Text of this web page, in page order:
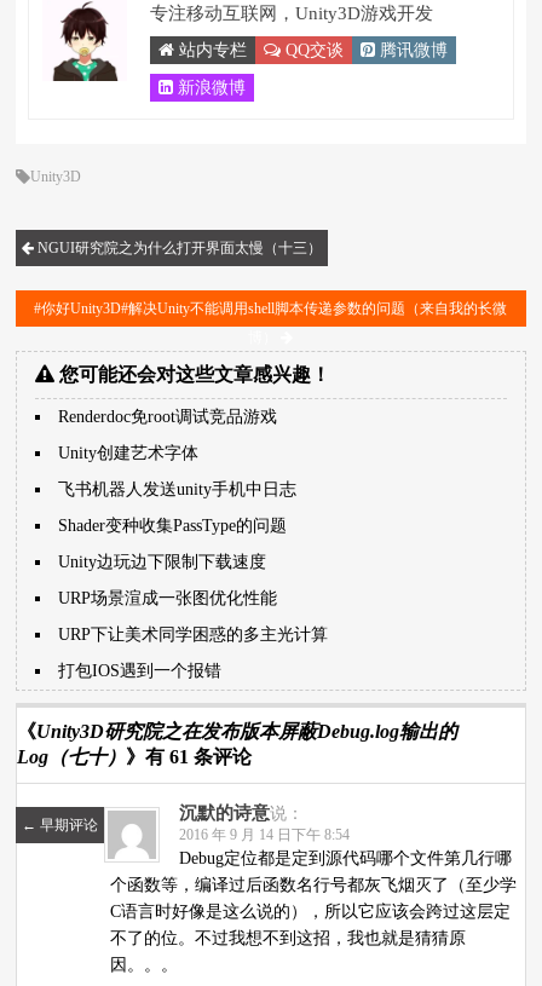
专注移动互联网，Unity3D游戏开发
站内专栏 QQ交谈 腾讯微博
新浪微博
Unity3D
NGUI研究院之为什么打开界面太慢（十三）
#你好Unity3D#解决Unity不能调用shell脚本传递参数的问题（来自我的长微
您可能还会对这些文章感兴趣！
Renderdoc免root调试竞品游戏
Unity创建艺术字体
飞书机器人发送unity手机中日志
Shader变种收集PassType的问题
Unity边玩边下限制下载速度
URP场景渲成一张图优化性能
URP下让美术同学困惑的多主光计算
打包IOS遇到一个报错
《Unity3D研究院之在发布版本屏蔽Debug.log输出的
Log（七十） 》有 61 条评论
← 早期评论
沉默的诗意说：
2016 年 9 月 14 日下午 8:54
Debug定位都是定到源代码哪个文件第几行哪
个函数等，编译过后函数名行号都灰飞烟灭了（至少学
C语言时好像是这么说的），所以它应该会跨过这层定
不了的位。不过我想不到这招，我也就是猜猜原
因。。。